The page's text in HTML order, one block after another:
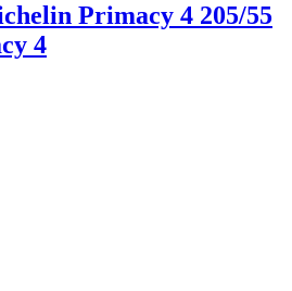
Primacy 4 205/55
4